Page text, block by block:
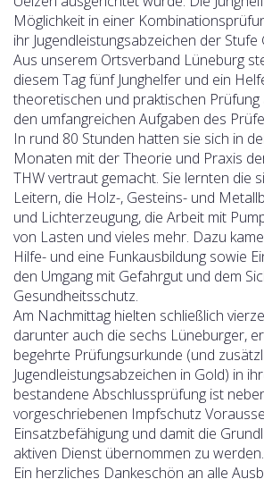
Möglichkeit in einer
ihr Jugendleistungsabzeichen der Stufe
Aus unserem Ortsverband Lüneburg
diesem Tag fünf Junghelfer und ein
theoretischen und praktischen
den umfangreichen Aufgaben des
In rund 80 Stunden hatten sie sich in
Monaten mit der Theorie und Praxis
THW vertraut gemacht. Sie lernten die
Leitern, die Holz-, Gesteins- und
und Lichterzeugung, die Arbeit mit
von Lasten und vieles mehr. Dazu
Hilfe- und eine Funkausbildung sowie
den Umgang mit Gefahrgut und dem
Gesundheitsschutz.
Am Nachmittag hielten schließlich
darunter auch die sechs Lüneburger,
begehrte Prüfungsurkunde (und
Jugendleistungsabzeichen in Gold) in
bestandene Abschlussprüfung ist
vorgeschriebenen Impfschutz
Einsatzbefähigung und damit die
aktiven Dienst übernommen zu werden.
Ein herzliches Dankeschön an alle